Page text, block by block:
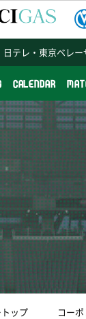
CALENDAR
日テレ・ 東京ベレー
ップ コー